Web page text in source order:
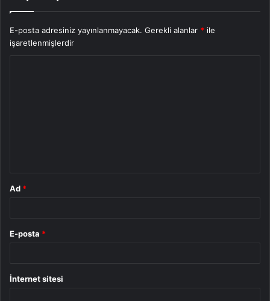
E-posta adresiniz yayınlanmayacak. Gerekli alanlar * ile
işaretlenmişlerdir
Ad *
E-posta *
İnternet sitesi